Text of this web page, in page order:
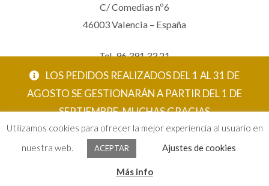
LOS PEDIDOS REALIZADOS DEL 1 AL 31 DE
AGOSTO SE GESTIONARÁN A PARTIR DEL 1 DE
SEPTIEMBRE. MUCHAS GRACIAS
ACEPTAR
C/ Comedias nº6
46003 Valencia – España
Tel. 96 391 33 21
Mov. 620 123 461
carola@eltallerdecarola.com
Utilizamos cookies para ofrecer la mejor experiencia al usuario en
nuestra web.
ACEPTAR Ajustes de cookies
Más info